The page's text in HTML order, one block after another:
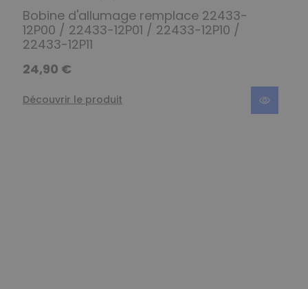
Bobine d'allumage remplace 22433-
12P00 / 22433-12P01 / 22433-12P10 /
22433-12P11
24,90 €
Découvrir le produit